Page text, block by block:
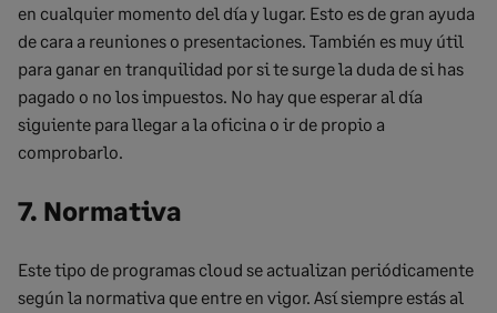
en cualquier momento del día y lugar. Esto es de gran ayuda
de cara a reuniones o presentaciones. También es muy útil
para ganar en tranquilidad por si te surge la duda de si has
pagado o no los impuestos. No hay que esperar al día
siguiente para llegar a la oficina o ir de propio a
comprobarlo.
7. Normativa
Este tipo de programas cloud se actualizan periódicamente
según la normativa que entre en vigor. Así siempre estás al